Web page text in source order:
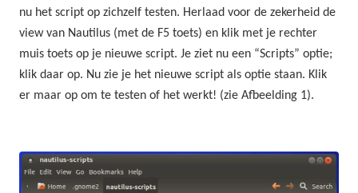
nu het script op zichzelf testen. Herlaad voor de zekerheid de
view van Nautilus (met de F5 toets) en klik met je rechter
muis toets op je nieuwe script. Je ziet nu een “Scripts” optie;
klik daar op. Nu zie je het nieuwe script als optie staan. Klik
er maar op om te testen of het werkt! (zie Afbeelding 1).